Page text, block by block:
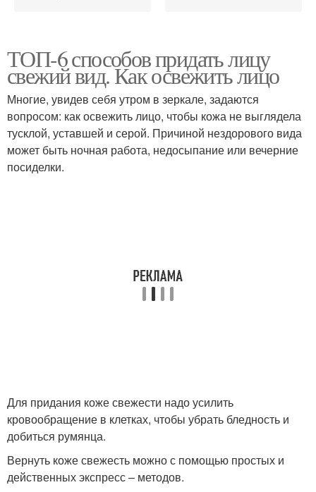
ТОП-6 способов придать лицу
свежий вид. Как освежить лицо
Многие, увидев себя утром в зеркале, задаются
вопросом: как освежить лицо, чтобы кожа не выглядела
тусклой, уставшей и серой. Причиной нездорового вида
может быть ночная работа, недосыпание или вечерние
посиделки.
Для придания коже свежести надо усилить
кровообращение в клетках, чтобы убрать бледность и
добиться румянца.
Вернуть коже свежесть можно с помощью простых и
действенных экспресс – методов.